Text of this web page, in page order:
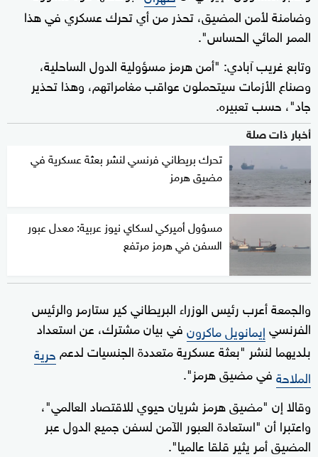
وضامنة لأمن المضيق، تحذر من أي تحرك عسكري في هذا
الممر المائي الحساس".
وتابع غريب آبادي: "أمن هرمز مسؤولية الدول الساحلية،
وصناع الأزمات سيتحملون عواقب مغامراتهم، وهذا تحذير
جاد"، حسب تعبيره.
أخبار ذات صلة
تحرك بريطاني فرنسي لنشر بعثة عسكرية في
مضيق هرمز
مسؤول أميركي لسكاي نيوز عربية: معدل عبور
السفن في هرمز مرتفع
والجمعة أعرب رئيس الوزراء البريطاني كير ستارمر والرئيس
الفرنسيإيمانويل ماكرونفي بيان مشترك، عن استعداد
بلديهما لنشر "بعثة عسكرية متعددة الجنسيات لدعم حرية
الملاحةفي مضيق هرمز".
وقالا إن "مضيق هرمز شريان حيوي للاقتصاد العالمي"،
واعتبرا أن "استعادة العبور الآمن لسفن جميع الدول عبر
المضيق أمر يثير قلقا عالميا".